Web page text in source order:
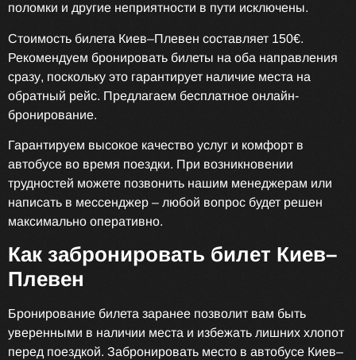
поломки и другие неприятности в пути исключены.
Стоимость билета Киев–Плевен составляет 150€.
Рекомендуем бронировать билеты на оба направления
сразу, поскольку это гарантирует наличие места на
обратный рейс. Предлагаем бесплатное онлайн-
бронирование.
Гарантируем высокое качество услуг и комфорт в
автобусе во время поездки. При возникновении
трудностей можете позвонить нашим менеджерам или
написать в мессенджер – любой вопрос будет решен
максимально оперативно.
Как забронировать билет Киев–
Плевен
Бронирование билета заранее позволит вам быть
уверенными в наличии места и избежать лишних хлопот
перед поездкой. Забронировать место в автобусе Киев–